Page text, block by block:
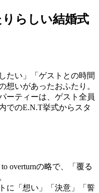
らしい結婚式
たい」「ゲストとの時間
想いがあったおふたり。
ーティーは、ゲスト全員
でのE.N.T挙式からスタ
to overturnの略で、「覆る
に「想い」「決意」「誓